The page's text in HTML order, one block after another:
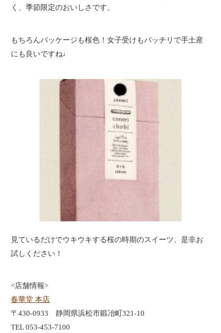
く、季節限定のおいしさです。
もちろんパッケージも桜色！女子受けもバッチリで手土産
にも良いですね♩
見ているだけでウキウキする桜の時期のスイーツ、是非お
試しください！
<店舗情報>
春華堂 本店
〒430-0933 静岡県浜松市鍛冶町321-10
TEL 053-453-7100